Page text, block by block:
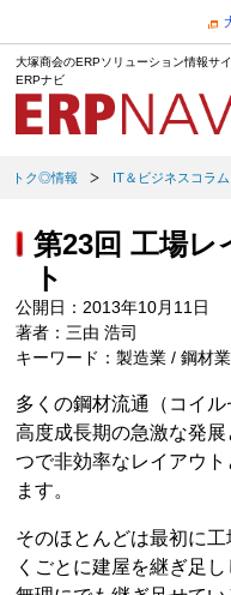
大塚商会のERPソリューション情報サ
ERPナビ
トク◎情報 IT＆ビジネスコラム
第23回 工場レ
ト
公開日：2013年10月11日
著者：三由 浩司
キーワード：製造業 / 鋼材業
多くの鋼材流通（コイル
高度成長期の急激な発
つで非効率なレイアウ
ます。
そのほとんどは最初に
くごとに建屋を継ぎ足